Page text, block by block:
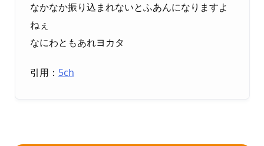
なかなか振り込まれないとふあんになりますよ
ねぇ
なにわともあれヨカタ
引用： 5ch